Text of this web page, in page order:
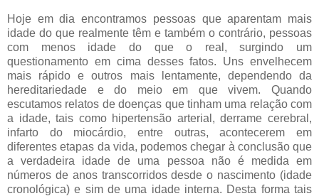
Hoje em dia encontramos pessoas que aparentam mais
idade do que realmente têm e também o contrário, pessoas
com menos idade do que o real, surgindo um
questionamento em cima desses fatos. Uns envelhecem
mais rápido e outros mais lentamente, dependendo da
hereditariedade e do meio em que vivem. Quando
escutamos relatos de doenças que tinham uma relação com
a idade, tais como hipertensão arterial, derrame cerebral,
infarto do miocárdio, entre outras, acontecerem em
diferentes etapas da vida, podemos chegar à conclusão que
a verdadeira idade de uma pessoa não é medida em
números de anos transcorridos desde o nascimento (idade
cronológica) e sim de uma idade interna. Desta forma tais